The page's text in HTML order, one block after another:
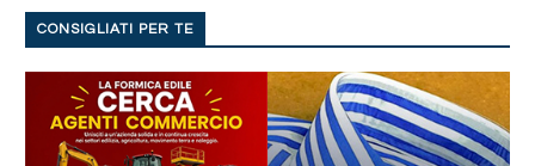
CONSIGLIATI PER TE